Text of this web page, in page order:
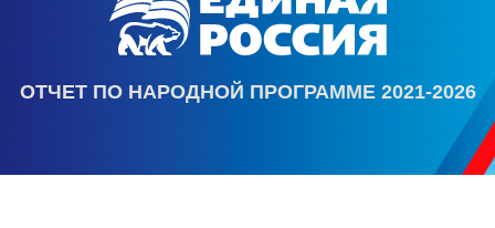
ОТЧЕТ ПО НАРОДНОЙ ПРОГРАММЕ 2021-2026